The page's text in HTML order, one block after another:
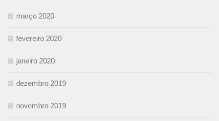
março 2020
fevereiro 2020
janeiro 2020
dezembro 2019
novembro 2019